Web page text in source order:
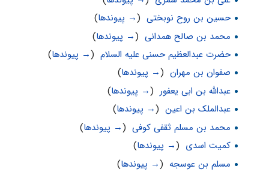
حسین بن روح نوبختی‏
(→ پیوندها)
محمد بن صالح همدانی‏
(→ پیوندها)
حضرت عبدالعظیم حسنی علیه السلام‏
(→ پیوندها)
صفوان بن مهران‏
(→ پیوندها)
عبدالله بن ابی یعفور‏
(→ پیوندها)
عبدالملک بن اعین‏
(→ پیوندها)
محمد بن مسلم ثقفی کوفی‏
(→ پیوندها)
کمیت اسدی (→ پیوندها)
مسلم بن عوسجه‏
(→ پیوندها)